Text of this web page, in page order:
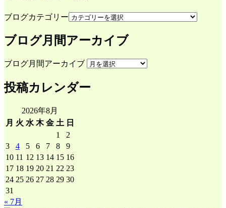
ブログカテゴリー
ブログ月間アーカイブ
ブログ月間アーカイブ
投稿カレンダー
2026年8月
月 火 水 木 金 土 日
1
2
3
4 5 6 7 8
9
10 11 12 13 14 15 16
17 18 19 20 21 22 23
24 25 26 27 28 29 30
31
« 7月